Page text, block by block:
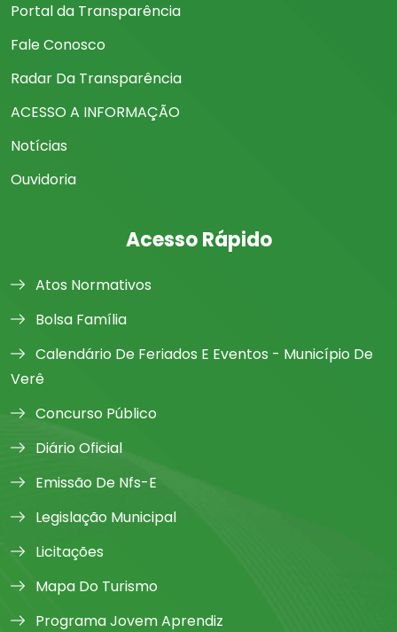
Portal da Transparência
Fale Conosco
Radar Da Transparência
ACESSO A INFORMAÇÃO
Notícias
Ouvidoria
Acesso Rápido
Atos Normativos
Bolsa Família
Calendário De Feriados E Eventos - Município De
Verê
Concurso Público
Diário Oficial
Emissão De Nfs-E
Legislação Municipal
Licitações
Mapa Do Turismo
Programa Jovem Aprendiz